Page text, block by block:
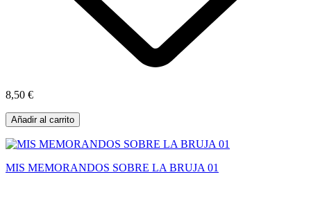
8,50 €
Añadir al carrito
MIS MEMORANDOS SOBRE LA BRUJA 01